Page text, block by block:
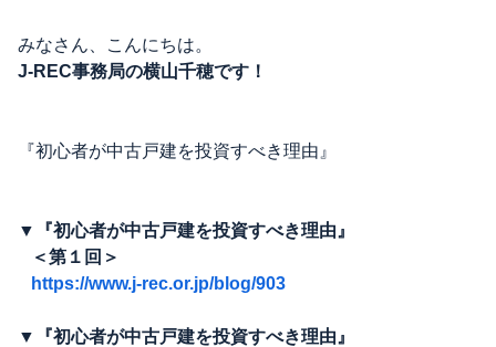
みなさん、こんにちは。
J-REC事務局の横山千穂です！
『初心者が中古戸建を投資すべき理由』
▼『初心者が中古戸建を投資すべき理由』
＜第１回＞
https://www.j-rec.or.jp/blog/903
▼『初心者が中古戸建を投資すべき理由』